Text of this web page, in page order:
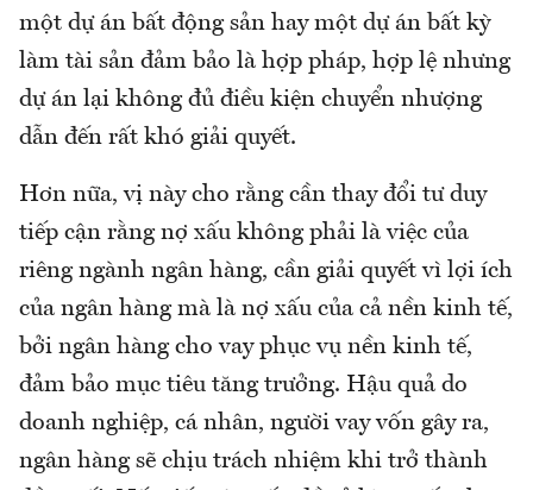
một dự án bất động sản hay một dự án bất kỳ
làm tài sản đảm bảo là hợp pháp, hợp lệ nhưng
dự án lại không đủ điều kiện chuyển nhượng
dẫn đến rất khó giải quyết.
Hơn nữa, vị này cho rằng cần thay đổi tư duy
tiếp cận rằng nợ xấu không phải là việc của
riêng ngành ngân hàng, cần giải quyết vì lợi ích
của ngân hàng mà là nợ xấu của cả nền kinh tế,
bởi ngân hàng cho vay phục vụ nền kinh tế,
đảm bảo mục tiêu tăng trưởng. Hậu quả do
doanh nghiệp, cá nhân, người vay vốn gây ra,
ngân hàng sẽ chịu trách nhiệm khi trở thành